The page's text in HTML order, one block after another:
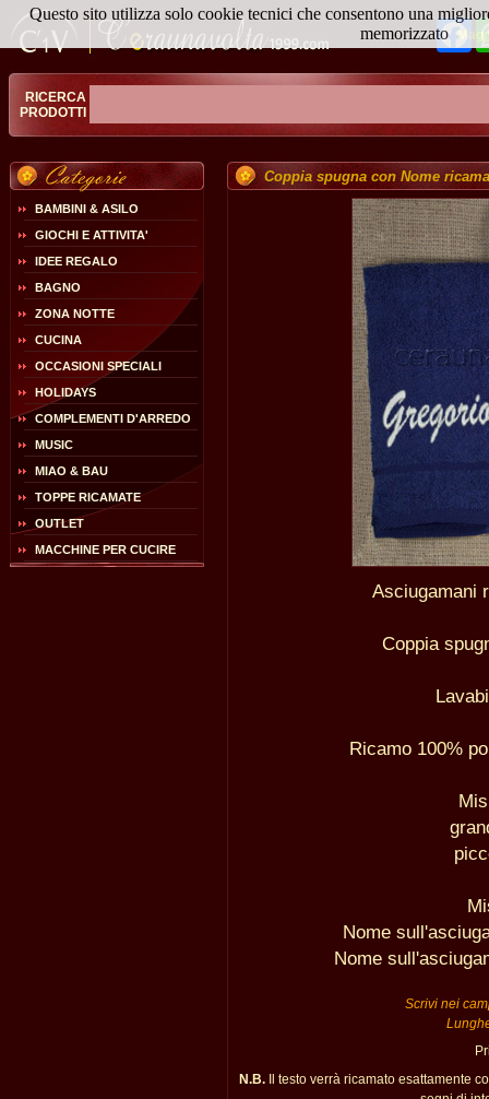
RICERCA
PRODOTTI
BAMBINI & ASILO
GIOCHI E ATTIVITA'
IDEE REGALO
BAGNO
ZONA NOTTE
CUCINA
OCCASIONI SPECIALI
HOLIDAYS
COMPLEMENTI D'ARREDO
MUSIC
MIAO & BAU
TOPPE RICAMATE
OUTLET
MACCHINE PER CUCIRE
Coppia spugna con Nome
Asciugamani
Coppia
Ricamo 100%
Nome
Nome
Scrivi nei
N.B. Il testo verrà ricamato esattamente
Questo sito utilizza solo cookie tecnici che consentono una
memorizzato